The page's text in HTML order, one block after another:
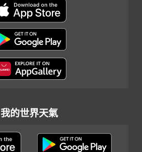
我的世界天氣